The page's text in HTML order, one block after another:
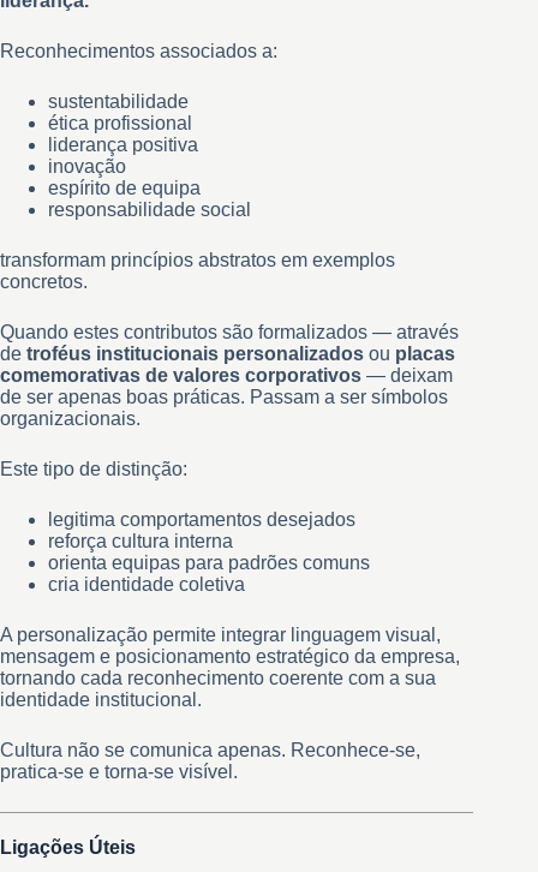
Reconhecimentos associados a:
sustentabilidade
ética profissional
liderança positiva
inovação
espírito de equipa
responsabilidade social
transformam princípios abstratos em exemplos
concretos.
Quando estes contributos são formalizados — através
de troféus institucionais personalizados ou placas
comemorativas de valores corporativos — deixam
de ser apenas boas práticas. Passam a ser símbolos
organizacionais.
Este tipo de distinção:
legitima comportamentos desejados
reforça cultura interna
orienta equipas para padrões comuns
cria identidade coletiva
A personalização permite integrar linguagem visual,
mensagem e posicionamento estratégico da empresa,
tornando cada reconhecimento coerente com a sua
identidade institucional.
Cultura não se comunica apenas. Reconhece-se,
pratica-se e torna-se visível.
Ligações Úteis